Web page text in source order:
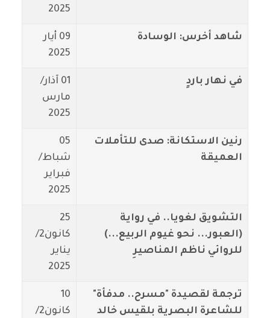
2025
شاهد أخرس: الوسادة
09 أيار
2025
في نهار باردٍ
01 آذار/
مارس
2025
رنين الاستكانة: صدى للتأملات
العميقة
05
شباط/
فبراير
2025
التشويق لغويا.. في رواية
(العبور... نحو غيوم الربيع...)
للروائي ناظم المناصيرِ
25
كانون2/
يناير
2025
ترجمة لقصيدة "مسرح.. مدفأة"
للشاعرة البصرية بلقيس خالد
10
كانون2/